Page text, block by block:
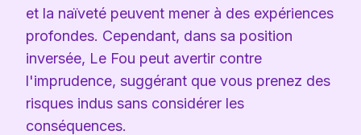
et la naïveté peuvent mener à des expériences
profondes. Cependant, dans sa position
inversée, Le Fou peut avertir contre
l'imprudence, suggérant que vous prenez des
risques indus sans considérer les
conséquences.